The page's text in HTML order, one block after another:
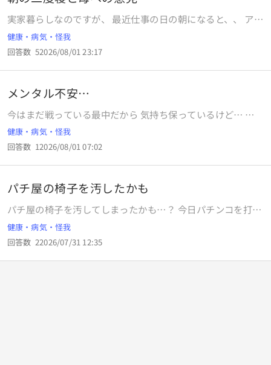
は必ず取っています。 食事もとれています。 休日も疲れを取
るために長めに睡眠をとるなど身体を休めようと努力してい
ます。 違和感があったら市販薬を服用したり、服装にも気を
つけています。 それでも体調を崩してしまいます。 社会人は
体調管理も仕事の一環だと理解しています。 毎月お休みして
しまう事でとても迷惑をかけていますし、申し訳ないです。
感を感じます。 体調を崩さないためにしている事で皆さんが
特に効果的だと感じたことがあれば教えて頂きたいです。
実家暮らしなのですが、 最近仕事の日の朝になると、、 アラ
ームが鳴っても、最初に15分二度寝をする、その次にある程
度通勤の準備が終わった後に10分だけ寝る、母に準備された
朝食後に5分寝る。 という状態が毎日続いてます。 これって
普通の状態ではないですよね？？ そして話が脱線しますが、
て、、どうして起こってるんでしょうか？ 何か改善策がない
か知りたいです。 よろしくお願いします。 29歳男性です。
健康・病気・怪我
回答数 52026/08/01 23:17
メンタル不安…
今はまだ戦っている最中だから 気持ち保っているけど… 結
果が出た後… 気持ちがプツッと… やばいな… こんなん、メ
ンタル壊れてますよね… 自暴自棄になっているだけかも、や
けど…
健康・病気・怪我
回答数 12026/08/01 07:02
パチ屋の椅子を汚したかも
パチ屋の椅子を汚してしまったかも…？ 今日パチンコを打っ
ていたのですが帰ってから何か違和感がありトイレで見てみ
ると生理になっており、おりものシートが赤く染まってまし
た。急いで履いていたジーパンを確認するとお尻側の方が画
像の通り真ん中の黄色い線の左右に(見えにくいですが拡大し
健康・病気・怪我
回答数 22026/07/31 12:35